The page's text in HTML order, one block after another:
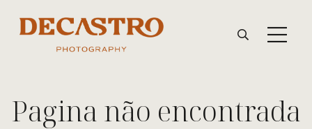
Pagina não encontrada